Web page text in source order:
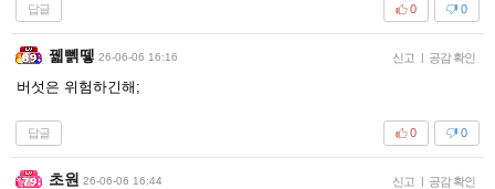
답글 0
0
꿻뻵뗗 26-06-06 16:16 신고 | 공감 확인
버섯은 위험하긴해;
답글 0
0
초원 26-06-06 16:44 신고 | 공감 확인